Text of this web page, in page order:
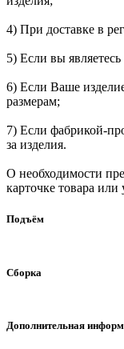
4) При доставке в
5) Если вы
6) Если Ваше
размерам;
7) Если фабрикой-
за изделия.
О необходимости
карточке товара
Подъём
Сборка
Дополнительная